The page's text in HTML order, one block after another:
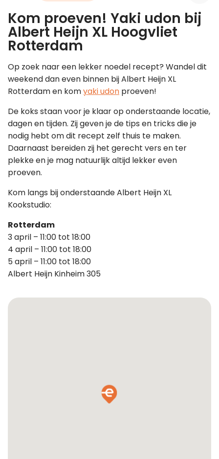
Leer koken als een chef
Kom proeven! Yaki udon bij
Albert Heijn XL Hoogvliet
Rotterdam
Op zoek naar een lekker noedel recept? Wandel dit
weekend dan even binnen bij Albert Heijn XL
Rotterdam en komyaki udon proeven!
De koks staan voor je klaar op onderstaande locatie,
dagen en tijden. Zij geven je de tips en tricks die je
nodig hebt om dit recept zelf thuis te maken.
Daarnaast bereiden zij het gerecht vers en ter
plekke en je mag natuurlijk altijd lekker even
proeven.
Kom langs bij onderstaande Albert Heijn XL
Kookstudio:
Rotterdam
3 april – 11:00 tot 18:00
4 april – 11:00 tot 18:00
5 april – 11:00 tot 18:00
Albert Heijn Kinheim 305